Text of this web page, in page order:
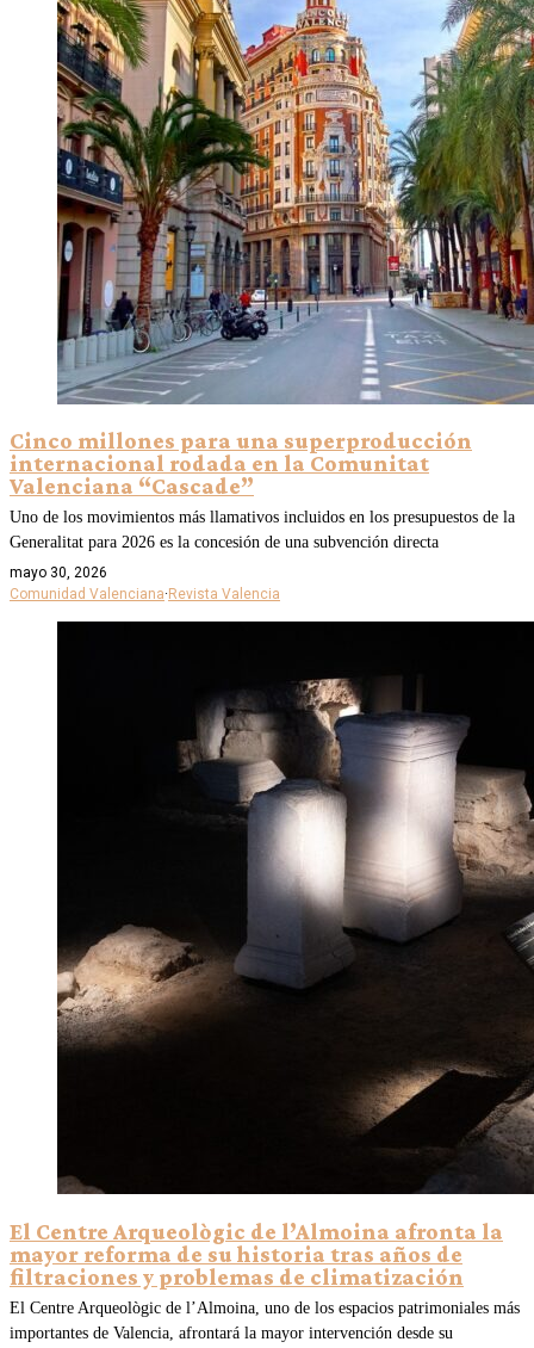
Cinco millones para una superproducción
internacional rodada en la Comunitat
Valenciana “Cascade”
Uno de los movimientos más llamativos incluidos en los presupuestos de la
Generalitat para 2026 es la concesión de una subvención directa
mayo 30, 2026
Comunidad Valenciana· Revista Valencia
El Centre Arqueològic de l’Almoina afronta la
mayor reforma de su historia tras años de
filtraciones y problemas de climatización
El Centre Arqueològic de l’Almoina, uno de los espacios patrimoniales más
importantes de Valencia, afrontará la mayor intervención desde su